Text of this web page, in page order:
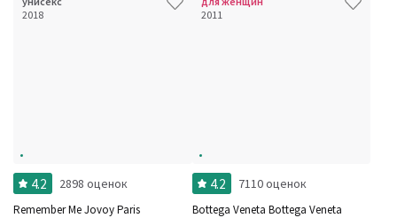
2018
4.2 2898 оценок
Remember Me Jovoy Paris
2011
4.2 7110 оценок
Bottega Veneta Bottega Veneta